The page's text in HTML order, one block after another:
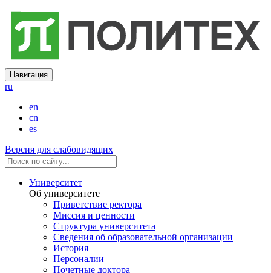
Навигация
ru
en
cn
es
Версия для слабовидящих
Университет
Об университете
Приветствие ректора
Миссия и ценности
Структура университета
Сведения об образовательной организации
История
Персоналии
Почетные доктора